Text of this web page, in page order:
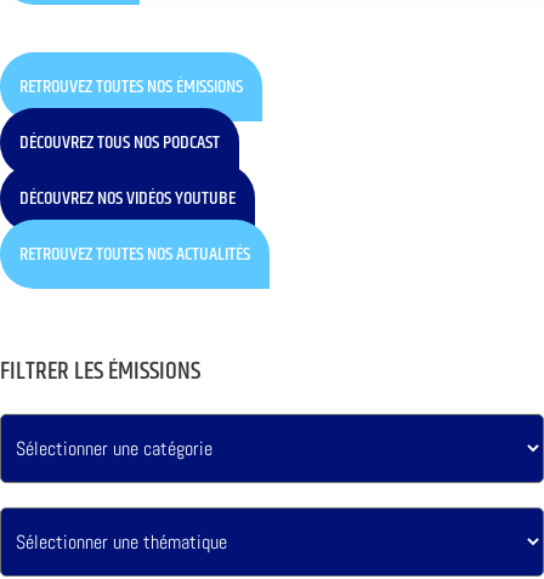
RETROUVEZ TOUTES NOS ÉMISSIONS
DÉCOUVREZ TOUS NOS PODCAST
DÉCOUVREZ NOS VIDÉOS YOUTUBE
RETROUVEZ TOUTES NOS ACTUALITÉS
FILTRER LES ÉMISSIONS